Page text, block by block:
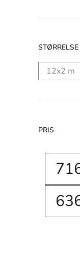
STØRRELSE
12x2 m
PRIS